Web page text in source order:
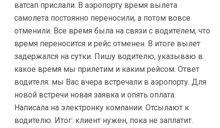
ватсап прислали. В аэропорту время вылета
самолета постоянно переносили, а потом вовсе
отменили. Все время была на связи с водителем, что
время переносится и рейс отменен. В итоге вылет
задержался на сутки. Пишу водителю, указываю в
какое время мы прилетим и каким рейсом. Ответ
водителя: мы Вас вчера встречали в аэропорту. Для
новой встречи новая заявка и опять оплата.
Написала на электронку компании. Отсылают к
водителю. Итог: клиент нужен, пока не заплатит.